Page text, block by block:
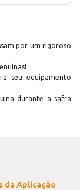
por um rigoroso
seu equipamento
durante a safra
da Aplicação